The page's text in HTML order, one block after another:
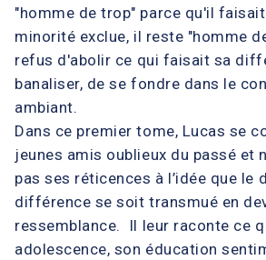
"homme de trop" parce qu'il
minorité exclue, il reste "homme
refus d'abolir ce qui faisait sa
banaliser, de se fondre dans le
ambiant.
Dans ce premier tome, Lucas se
jeunes amis oublieux du passé et
pas ses réticences à l’idée que le
différence se soit transmué en
ressemblance. Il leur raconte ce
adolescence, son éducation